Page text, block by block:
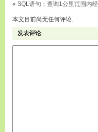
« SQL语句：查询1公里范围内
本文目前尚无任何评论.
发表评论